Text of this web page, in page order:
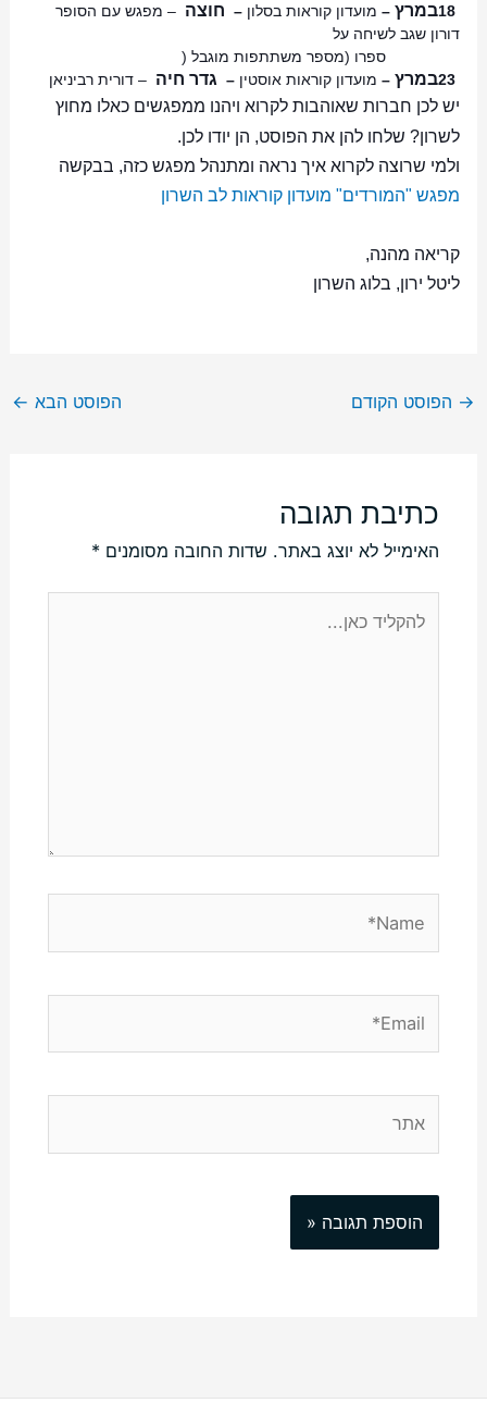
18במרץ – מועדון קוראות בסלון – חוצה – מפגש עם הסופר
דורון שגב לשיחה על
ספרו (מספר משתתפות מוגבל )
23במרץ – מועדון קוראות אוסטין – גדר חיה –דורית רביניאן
יש לכן חברות שאוהבות לקרוא ויהנו ממפגשים כאלו מחוץ
לשרון? שלחו להן את הפוסט, הן יודו לכן.
ולמי שרוצה לקרוא איך נראה ומתנהל מפגש כזה, בבקשה
מפגש "המורדים" מועדון קוראות לב השרון
קריאה מהנה,
ליטל ירון, בלוג השרון
→ הפוסט הקודם הפוסט הבא ←
כתיבת תגובה
האימייל לא יוצג באתר. שדות החובה מסומנים *
כאן...